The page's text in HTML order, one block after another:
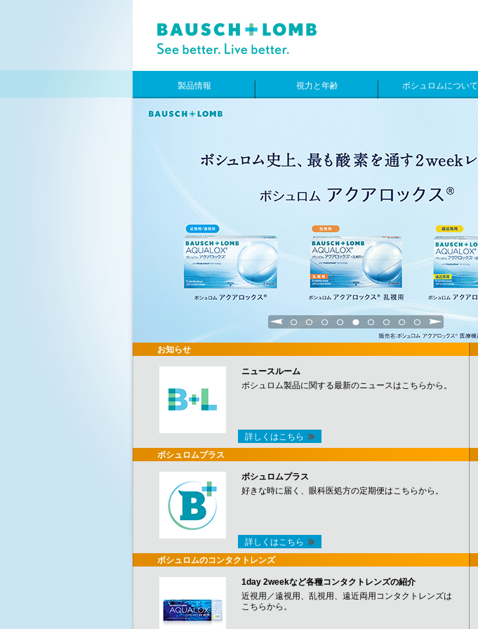
製品情報 視力と年齢 ボシュロムについて
1 2 3 4 5 6 7 8 9
お知らせ
ニュースルーム
ボシュロム製品に関する最新のニュースはこちらから。
詳しくはこちら
ボシュロムプラス
ボシュロムプラス
好きな時に届く、眼科医処方の定期便はこちらから。
詳しくはこちら
ボシュロムのコンタクトレンズ
1day 2weekなど各種コンタクトレンズの紹介
近視用／遠視用、乱視用、遠近両用コンタクトレンズは
こちらから。